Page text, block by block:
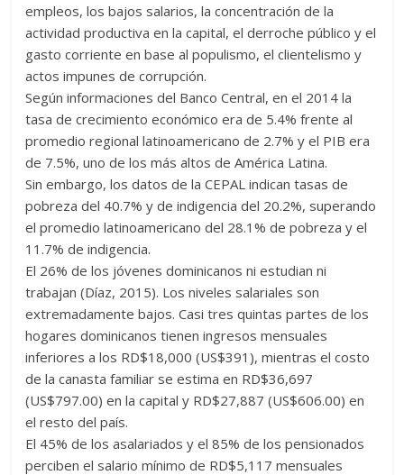
empleos, los bajos salarios, la concentración de la
actividad productiva en la capital, el derroche público y el
gasto corriente en base al populismo, el clientelismo y
actos impunes de corrupción.
Según informaciones del Banco Central, en el 2014 la
tasa de crecimiento económico era de 5.4% frente al
promedio regional latinoamericano de 2.7% y el PIB era
de 7.5%, uno de los más altos de América Latina.
Sin embargo, los datos de la CEPAL indican tasas de
pobreza del 40.7% y de indigencia del 20.2%, superando
el promedio latinoamericano del 28.1% de pobreza y el
11.7% de indigencia.
El 26% de los jóvenes dominicanos ni estudian ni
trabajan (Díaz, 2015). Los niveles salariales son
extremadamente bajos. Casi tres quintas partes de los
hogares dominicanos tienen ingresos mensuales
inferiores a los RD$18,000 (US$391), mientras el costo
de la canasta familiar se estima en RD$36,697
(US$797.00) en la capital y RD$27,887 (US$606.00) en
el resto del país.
El 45% de los asalariados y el 85% de los pensionados
perciben el salario mínimo de RD$5,117 mensuales